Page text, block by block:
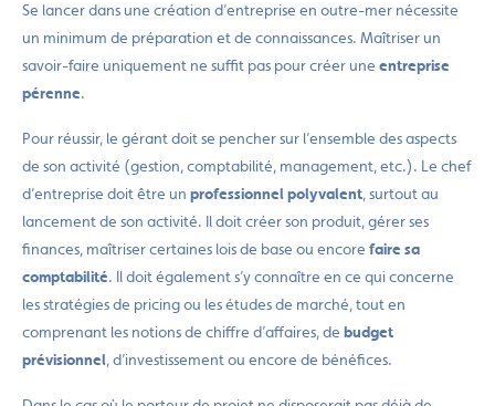
Se lancer dans une création d’entreprise en outre-mer nécessite
un minimum de préparation et de connaissances. Maîtriser un
savoir-faire uniquement ne suffit pas pour créer une entreprise
pérenne.
Pour réussir, le gérant doit se pencher sur l’ensemble des aspects
de son activité (gestion, comptabilité, management, etc.). Le chef
d’entreprise doit être un professionnel polyvalent, surtout au
lancement de son activité. Il doit créer son produit, gérer ses
finances, maîtriser certaines lois de base ou encore faire sa
comptabilité. Il doit également s’y connaître en ce qui concerne
les stratégies de pricing ou les études de marché, tout en
comprenant les notions de chiffre d’affaires, de budget
prévisionnel, d’investissement ou encore de bénéfices.